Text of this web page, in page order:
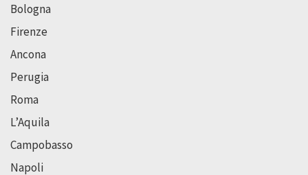
Bologna
Firenze
Ancona
Perugia
Roma
L’Aquila
Campobasso
Napoli